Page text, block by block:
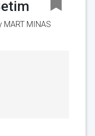
MART MINAS